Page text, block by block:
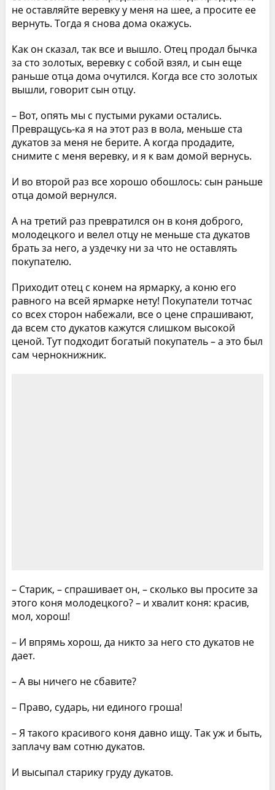
не оставляйте веревку у меня на шее, а просите ее
вернуть. Тогда я снова дома окажусь.
Как он сказал, так все и вышло. Отец продал бычка
за сто золотых, веревку с собой взял, и сын еще
раньше отца дома очутился. Когда все сто золотых
вышли, говорит сын отцу.
– Вот, опять мы с пустыми руками остались.
Превращусь-ка я на этот раз в вола, меньше ста
дукатов за меня не берите. А когда продадите,
снимите с меня веревку, и я к вам домой вернусь.
И во второй раз все хорошо обошлось: сын раньше
отца домой вернулся.
А на третий раз превратился он в коня доброго,
молодецкого и велел отцу не меньше ста дукатов
брать за него, а уздечку ни за что не оставлять
покупателю.
Приходит отец с конем на ярмарку, а коню его
равного на всей ярмарке нету! Покупатели тотчас
со всех сторон набежали, все о цене спрашивают,
да всем сто дукатов кажутся слишком высокой
ценой. Тут подходит богатый покупатель – а это был
сам чернокнижник.
– Старик, – спрашивает он, – сколько вы просите за
этого коня молодецкого? – и хвалит коня: красив,
мол, хорош!
– И впрямь хорош, да никто за него сто дукатов не
дает.
– А вы ничего не сбавите?
– Право, сударь, ни единого гроша!
– Я такого красивого коня давно ищу. Так уж и быть,
заплачу вам сотню дукатов.
И высыпал старику груду дукатов.